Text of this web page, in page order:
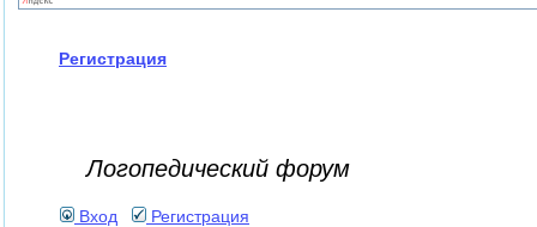
Регистрация
Логопедический форум
Вход Регистрация